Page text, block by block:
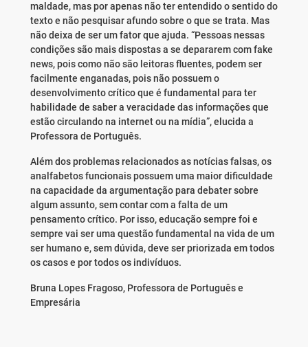
maldade, mas por apenas não ter entendido o sentido do
texto e não pesquisar afundo sobre o que se trata. Mas
não deixa de ser um fator que ajuda. “Pessoas nessas
condições são mais dispostas a se depararem com fake
news, pois como não são leitoras fluentes, podem ser
facilmente enganadas, pois não possuem o
desenvolvimento crítico que é fundamental para ter
habilidade de saber a veracidade das informações que
estão circulando na internet ou na mídia”, elucida a
Professora de Português.
Além dos problemas relacionados as notícias falsas, os
analfabetos funcionais possuem uma maior dificuldade
na capacidade da argumentação para debater sobre
algum assunto, sem contar com a falta de um
pensamento crítico. Por isso, educação sempre foi e
sempre vai ser uma questão fundamental na vida de um
ser humano e, sem dúvida, deve ser priorizada em todos
os casos e por todos os indivíduos.
Bruna Lopes Fragoso, Professora de Português e
Empresária